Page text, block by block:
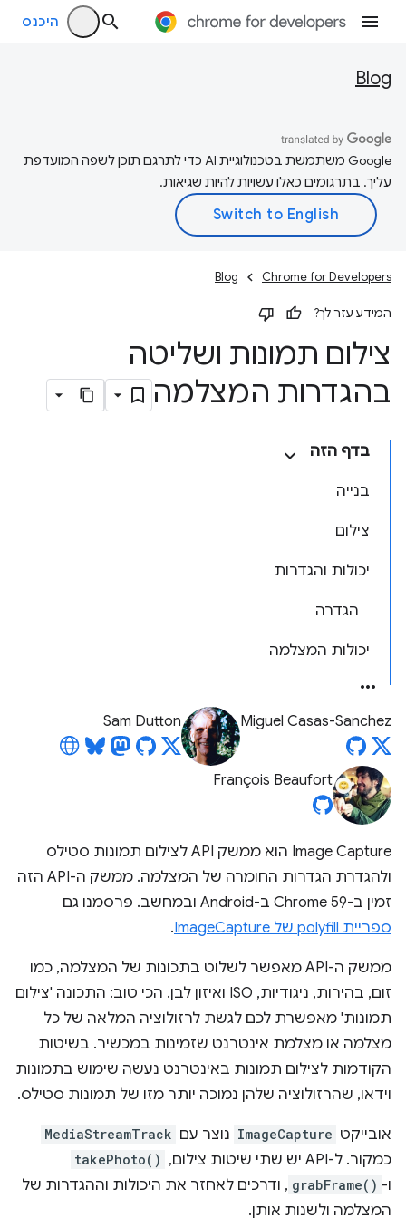
היכנס
Blog
‫Google משתמשת בטכנולוגיית AI כדי לתרגם תוכן לשפה המועדפת
עליך. בתרגומים כאלו עשויות להיות שגיאות.
Chrome for Developers
Blog
המידע עזר לך?
צילום תמונות ושליטה
בהגדרות המצלמה
בדף הזה
בנייה
צילום
יכולות והגדרות
הגדרה
יכולות המצלמה
Miguel Casas-Sanchez
Sam Dutton
François Beaufort
Image Capture הוא ממשק API לצילום תמונות סטילס
ולהגדרת הגדרות החומרה של המצלמה. ממשק ה-API הזה
זמין ב-Chrome 59 ב-Android ובמחשב. פרסמנו גם
ספריית polyfill של ImageCapture
.
ממשק ה-API מאפשר לשלוט בתכונות של המצלמה, כמו
זום, בהירות, ניגודיות, ISO ואיזון לבן. הכי טוב: התכונה 'צילום
תמונות' מאפשרת לכם לגשת לרזולוציה המלאה של כל
מצלמה או מצלמת אינטרנט שזמינות במכשיר. בשיטות
הקודמות לצילום תמונות באינטרנט נעשה שימוש בתמונות
וידאו, שהרזולוציה שלהן נמוכה יותר מזו של תמונות סטילס.
אובייקט ImageCapture נוצר עם MediaStreamTrack
כמקור. ל-API יש שתי שיטות צילום, takePhoto()
ו- grabFrame() , ודרכים לאחזר את היכולות וההגדרות של
המצלמה ולשנות אותן.